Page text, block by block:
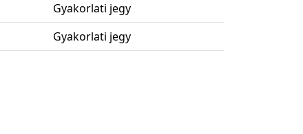
Gyakorlati jegy
Gyakorlati jegy